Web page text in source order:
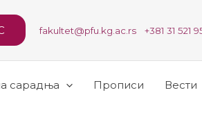
fakultet@pfu.kg.ac.rs +381 31 521
сарадња Прописи Вести